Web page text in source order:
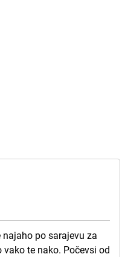
po sarajevu za
te nako. Počevsi od